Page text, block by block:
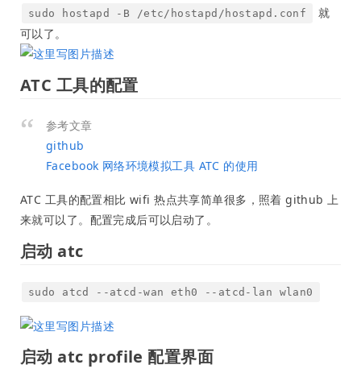
sudo hostapd -B /etc/hostapd/hostapd.conf
就
可以了。
ATC 工具的配置
参考文章
github
Facebook 网络环境模拟工具 ATC 的使用
ATC 工具的配置相比 wifi 热点共享简单很多，照着 github 上
来就可以了。配置完成后可以启动了。
启动 atc
sudo atcd --atcd-wan eth0 --atcd-lan wlan0
启动 atc profile 配置界面